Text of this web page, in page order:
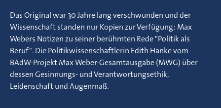
Das Original war 30 Jahre lang verschwunden und der
Wissenschaft standen nur Kopien zur Verfügung: Max
Webers Notizen zu seiner berühmten Rede "Politik als
Beruf". Die Politikwissenschaftlerin Edith Hanke vom
BAdW-Projekt Max Weber-Gesamtausgabe (MWG) über
dessen Gesinnungs- und Verantwortungsethik,
Leidenschaft und Augenmaß.